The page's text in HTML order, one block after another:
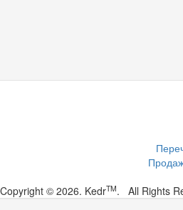
Copyright © 2026. KedrTM. All Rights